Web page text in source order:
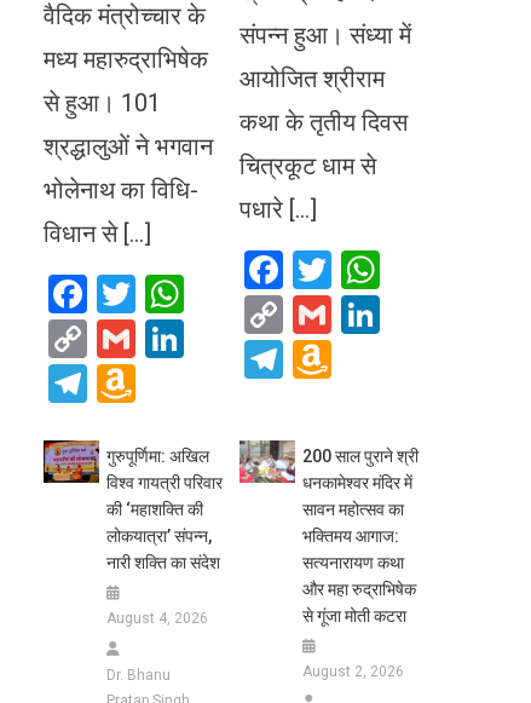
वैदिक मंत्रोच्चार के
मध्य महारुद्राभिषेक
से हुआ। 101
श्रद्धालुओं ने भगवान
भोलेनाथ का विधि-
विधान से […]
Facebook
TwitterWhatsApp
Copy
Link
GmailLinkedIn
Telegram
Amazon
List
संपन्न हुआ। संध्या में
आयोजित श्रीराम
कथा के तृतीय दिवस
चित्रकूट धाम से
पधारे […]
Facebook
Twitter
Copy
Link
Gmail
Telegram
List
गुरुपूर्णिमा: अखिल
विश्व गायत्री परिवार
की ‘महाशक्ति की
लोकयात्रा’ संपन्न,
नारी शक्ति का संदेश
August 4, 2026
Dr. Bhanu
200 साल पुराने श्री
धनकामेश्वर मंदिर में
सावन महोत्सव का
भक्तिमय आगाज:
सत्यनारायण कथा
और महा रुद्राभिषेक
से गूंजा मोती कटरा
August 2, 2026